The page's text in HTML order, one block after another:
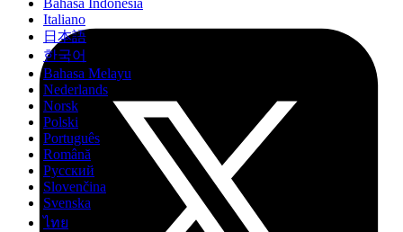
Italiano
日本語
한국어
Bahasa Melayu
Nederlands
Norsk
Polski
Português
Română
Русский
Slovenčina
Svenska
ไทย